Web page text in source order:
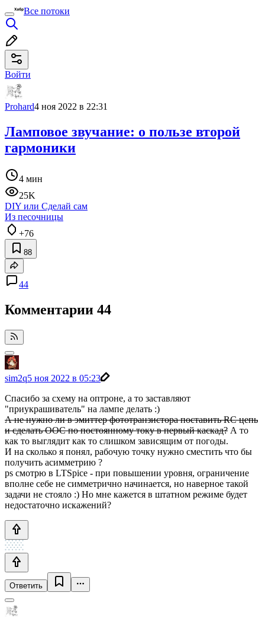
Все потоки
Войти
Prohard4 ноя 2022 в 22:31
Ламповое звучание: о пользе второй
гармоники
4 мин
25K
DIY или Сделай сам
Из песочницы
+76
88
44
Комментарии 44
sim2q5 ноя 2022 в 05:23
Спасибо за схему на оптроне, а то заставляют
"приукрашиватель" на лампе делать :)
А не нужно ли в эмиттер фототранзистора поставить RC цепь
и сделать ООС по постоянному току в первый каскад? А то
как то выглядит как то слишком зависящим от погоды.
И на сколько я понял, рабочую точку нужно сместить что бы
получить асимметрию ?
ps смотрю в LTSpice - при повышении уровня, ограничение
вполне себе не симметрично начинается, но наверное такой
задачи не стояло :) Но мне кажется в штатном режиме будет
недостаточно искажений?
Ответить